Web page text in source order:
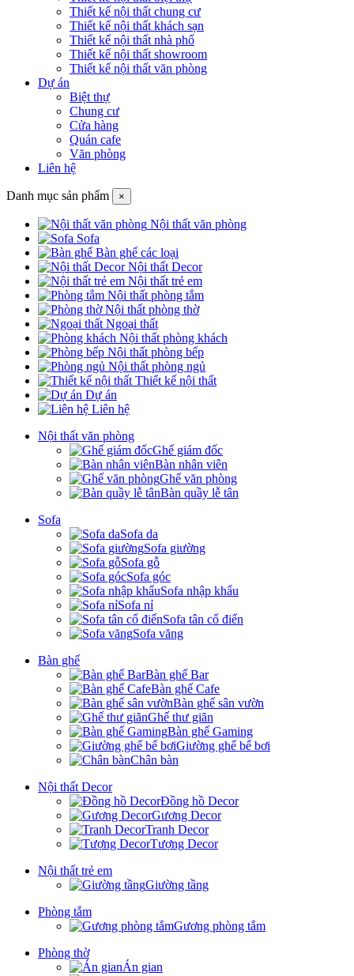
Thiết kế nội thất chung cư
Thiết kế nội thất khách sạn
Thiết kế nội thất nhà phố
Thiết kế nội thất showroom
Thiết kế nội thất văn phòng
Dự án
Biệt thự
Chung cư
Cửa hàng
Quán cafe
Văn phòng
Liên hệ
Danh mục sản phẩm ×
Nội thất văn phòng
Sofa
Bàn ghế các loại
Nội thất Decor
Nội thất trẻ em
Nội thất phòng tắm
Nội thất phòng thờ
Ngoại thất
Nội thất phòng khách
Nội thất phòng bếp
Nội thất phòng ngủ
Thiết kế nội thất
Dự án
Liên hệ
Nội thất văn phòng
Ghế giám đốc
Bàn nhân viên
Ghế văn phòng
Bàn quầy lễ tân
Sofa
Sofa da
Sofa giường
Sofa gỗ
Sofa góc
Sofa nhập khẩu
Sofa nỉ
Sofa tân cổ điển
Sofa văng
Bàn ghế
Bàn ghế Bar
Bàn ghế Cafe
Bàn ghế sân vườn
Ghế thư giãn
Bàn ghế Gaming
Giường ghế bể bơi
Chân bàn
Nội thất Decor
Đồng hồ Decor
Gương Decor
Tranh Decor
Tượng Decor
Nội thất trẻ em
Giường tầng
Phòng tắm
Gương phòng tắm
Phòng thờ
Án gian